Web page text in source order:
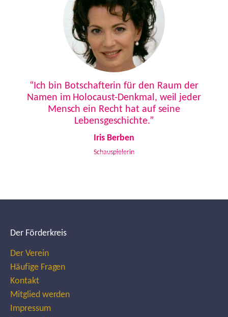
“Ich bin Botschafterin für den Raum der
Namen im Holocaust-Denkmal, weil jeder
Mensch ein Recht hat auf seine
Lebensgeschichte.”
Iris Berben
Schauspielerin
Der Förderkreis
Der Verein
Häufige Fragen
Kontakt
Mitglied werden
Impressum